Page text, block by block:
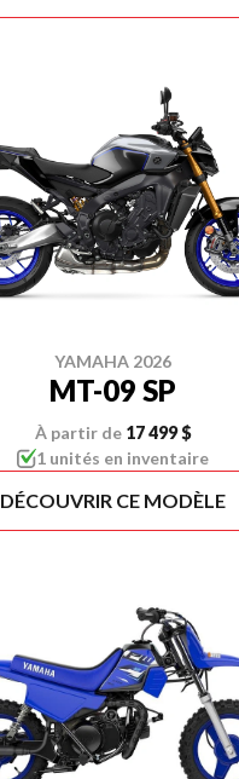
YAMAHA 2026
MT-09 SP
À partir de 17 499 $
1 unités en inventaire
DÉCOUVRIR CE MODÈLE